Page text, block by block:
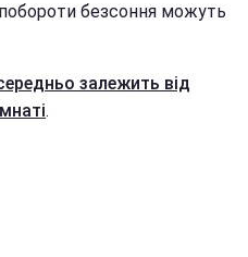
безсоння можуть
залежить від
.